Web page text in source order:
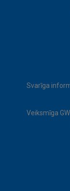
Svarīga
Veiksmīga